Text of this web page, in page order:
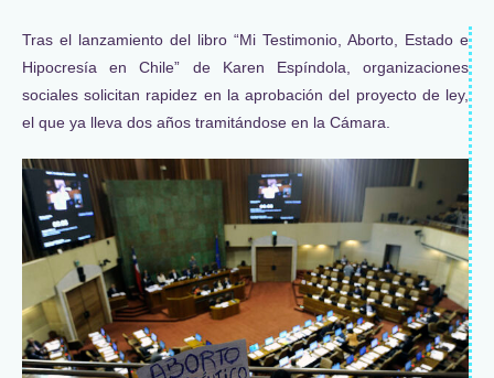
Tras el lanzamiento del libro “Mi Testimonio, Aborto, Estado e
Hipocresía en Chile” de Karen Espíndola, organizaciones
sociales solicitan rapidez en la aprobación del proyecto de ley,
el que ya lleva dos años tramitándose en la Cámara.